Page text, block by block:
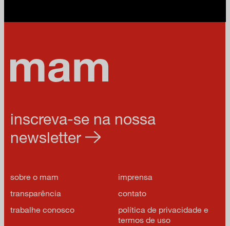
inscreva-se na nossa
newsletter
sobre o mam
imprensa
transparência
contato
trabalhe conosco
política de privacidade e
termos de uso